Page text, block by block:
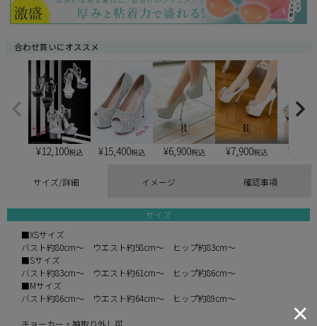
合わせ買いにオススメ
¥12,100税込 ¥15,400税込 ¥6,900税込 ¥7,900税込 ¥
サイズ/詳細 イメージ 確認事項
サイズ
■XSサイズ
バスト約80cm～ ウエスト約58cm～ ヒップ約83cm～
■Sサイズ
バスト約83cm～ ウエスト約61cm～ ヒップ約86cm～
■Mサイズ
バスト約86cm～ ウエスト約64cm～ ヒップ約89cm～